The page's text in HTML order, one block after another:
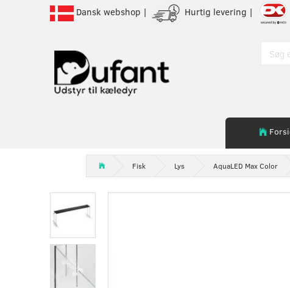
Dansk webshop | Hurtig levering |
Fisk Lys AquaLED Max Color